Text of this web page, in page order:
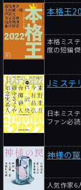
本格王
本格ミス
度の短編傑
Jミステ
日本ミス
ファン必
神様の罠
人気作家6